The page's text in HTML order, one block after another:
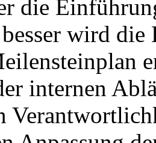
die
wird
internen